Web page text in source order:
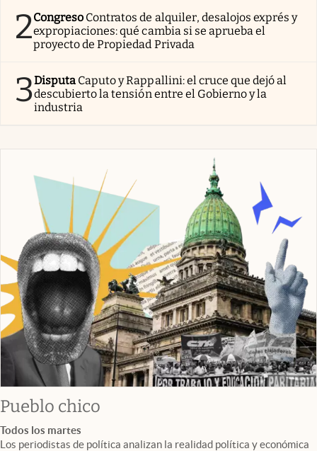
2Congreso Contratos de alquiler, desalojos exprés y
expropiaciones: qué cambia si se aprueba el
proyecto de Propiedad Privada
3Disputa Caputo y Rappallini: el cruce que dejó al
descubierto la tensión entre el Gobierno y la
industria
Pueblo chico
Todos los martes
Los periodistas de política analizan la realidad política y económica